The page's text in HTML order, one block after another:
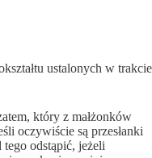
ustalonych w trakcie
który z małżonków
oczywiście są przesłanki
odstąpić, jeżeli